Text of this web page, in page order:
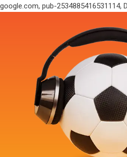
google.com, pub-2534885416531114,